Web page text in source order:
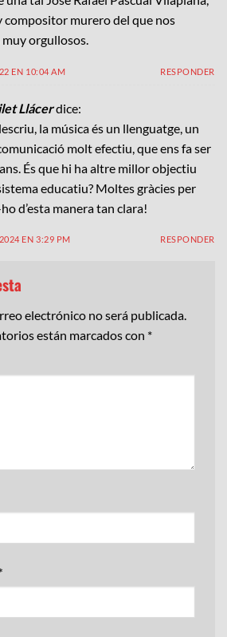
compositor murero del que nos
orgullosos.
EN 10:04 AM RESPONDER
Llácerdice:
la música és un llenguatge, un
molt efectiu, que ens fa ser
És que hi ha altre millor objectiu
educatiu? Moltes gràcies per
d’esta manera tan clara!
EN 3:29 PM RESPONDER
electrónico no será publicada.
están marcados con *